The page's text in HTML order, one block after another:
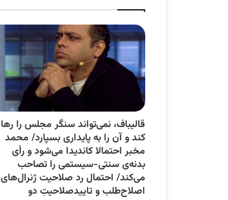
قالیباف، نمی‌تواند سنگر مجلس را رها
کند و آن را به پایداری بسپارد/ محمد
مخبر احتمالا کاندیدا می‌شود و رأی
بدنه‌ی سنتی-سیستمی را تصاحب
می‌کند/ احتمال رد صلاحیت ژنرال‌های
اصلاح‌طلب و تاییدصلاحیتِ دو